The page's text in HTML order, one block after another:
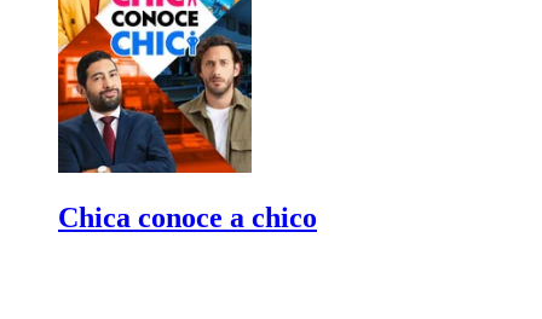
Chica conoce a chico